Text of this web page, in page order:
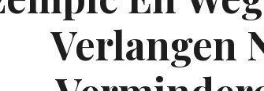
Verlangen